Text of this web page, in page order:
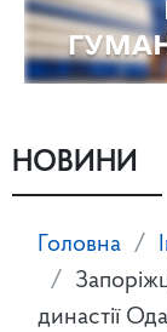
НОВИНИ
Головна
династії